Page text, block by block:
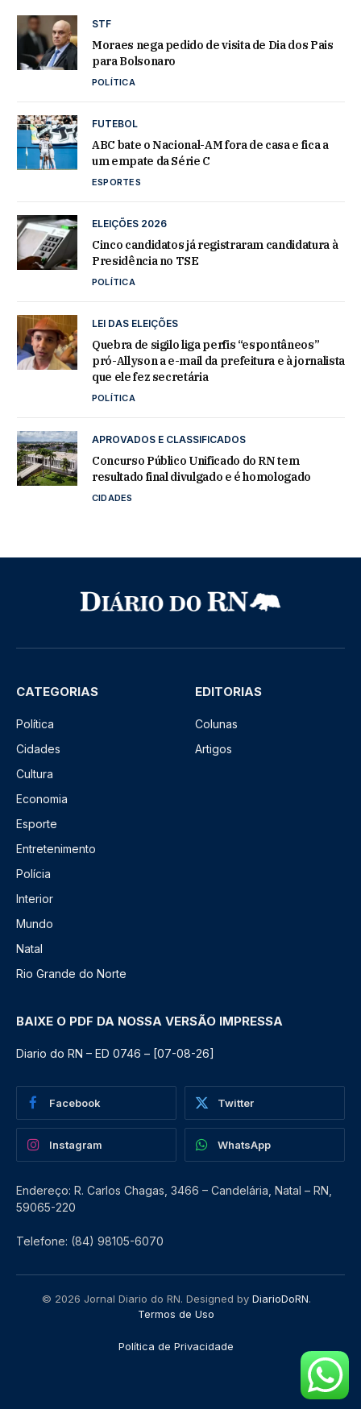
STF
Moraes nega pedido de visita de Dia dos Pais
para Bolsonaro
POLÍTICA
FUTEBOL
ABC bate o Nacional-AM fora de casa e fica a
um empate da Série C
ESPORTES
ELEIÇÕES 2026
Cinco candidatos já registraram candidatura à
Presidência no TSE
POLÍTICA
LEI DAS ELEIÇÕES
Quebra de sigilo liga perfis “espontâneos”
pró-Allyson a e-mail da prefeitura e à jornalista
que ele fez secretária
POLÍTICA
APROVADOS E CLASSIFICADOS
Concurso Público Unificado do RN tem
resultado final divulgado e é homologado
CIDADES
CATEGORIAS
Política
Cidades
Cultura
Economia
Esporte
Entretenimento
Polícia
Interior
Mundo
Natal
Rio Grande do Norte
EDITORIAS
Colunas
Artigos
BAIXE O PDF DA NOSSA VERSÃO IMPRESSA
Diario do RN – ED 0746 – [07-08-26]
Facebook Twitter
Instagram WhatsApp
Endereço: R. Carlos Chagas, 3466 – Candelária, Natal – RN,
59065-220
Telefone: (84) 98105-6070
© 2026 Jornal Diario do RN. Designed by DiarioDoRN.
Termos de Uso
Política de Privacidade